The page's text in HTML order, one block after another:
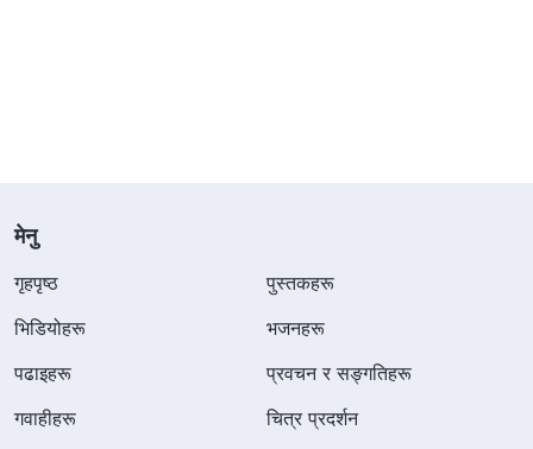
मेनु
गृहपृष्ठ
पुस्तकहरू
भिडियोहरू
भजनहरू
पढाइहरू
प्रवचन र सङ्गतिहरू
गवाहीहरू
चित्र प्रदर्शन